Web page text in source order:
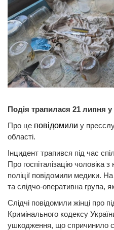
Подія трапилася 21 липня
Про це повідомили у
області.
Інцидент трапився під час
Про госпіталізацію чоловіка
поліції повідомили медики.
та слідчо-оперативна група,
Слідчі повідомили жінці про
Кримінального кодексу
ушкодження, що спричинило